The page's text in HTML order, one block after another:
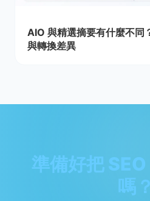
AIO 與精選摘要有什麼不同
與轉換差異
準備好把
嗎？